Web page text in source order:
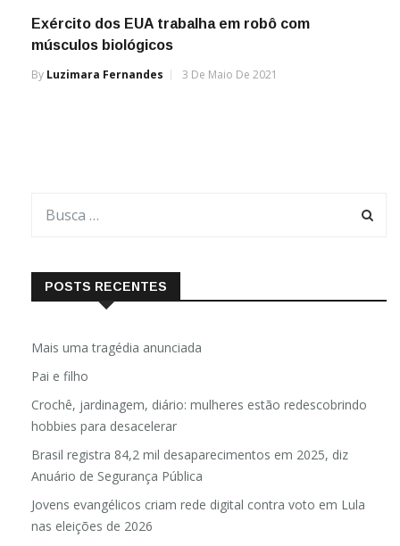
Exército dos EUA trabalha em robô com
músculos biológicos
By Luzimara Fernandes 3 De Maio De 2021
POSTS RECENTES
Mais uma tragédia anunciada
Pai e filho
Crochê, jardinagem, diário: mulheres estão redescobrindo
hobbies para desacelerar
Brasil registra 84,2 mil desaparecimentos em 2025, diz
Anuário de Segurança Pública
Jovens evangélicos criam rede digital contra voto em Lula
nas eleições de 2026